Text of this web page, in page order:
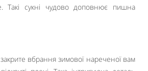
Такі сукні чудово доповнює пишна
вбрання зимової нареченої вам